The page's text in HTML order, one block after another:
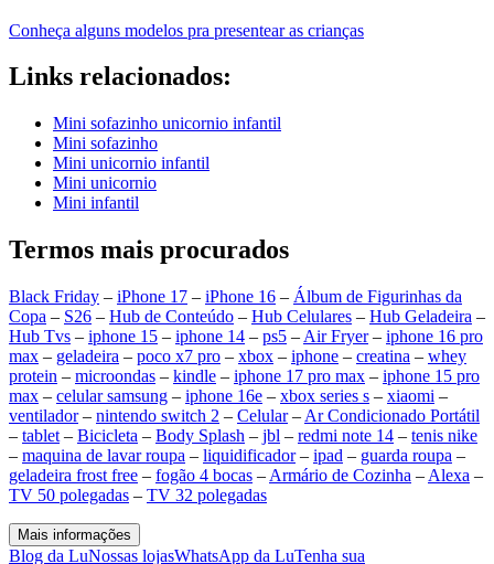
Conheça alguns modelos pra presentear as crianças
Links relacionados:
Mini sofazinho unicornio infantil
Mini sofazinho
Mini unicornio infantil
Mini unicornio
Mini infantil
Termos mais procurados
Black Friday – iPhone 17 – iPhone 16 – Álbum de Figurinhas da
Copa – S26 – Hub de Conteúdo – Hub Celulares – Hub Geladeira –
Hub Tvs – iphone 15 – iphone 14 – ps5 – Air Fryer– iphone 16 pro
max – geladeira – poco x7 pro – xbox – iphone – creatina – whey
protein – microondas – kindle – iphone 17 pro max – iphone 15 pro
max – celular samsung – iphone 16e – xbox series s – xiaomi –
ventilador– nintendo switch 2 – Celular– Ar Condicionado Portátil
– tablet – Bicicleta – Body Splash – jbl – redmi note 14 – tenis nike
– maquina de lavar roupa – liquidificador– ipad – guarda roupa –
geladeira frost free – fogão 4 bocas – Armário de Cozinha – Alexa –
TV 50 polegadas – TV 32 polegadas
Mais informações
Blog da LuNossas lojasWhatsApp da LuTenha sua